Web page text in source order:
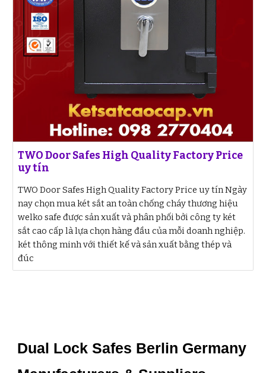
TWO Door Safes High Quality Factory Price
uy tín
TWO Door Safes High Quality Factory Price uy tín Ngày
nay chọn mua két sắt an toàn chống cháy thương hiệu
welko safe được sản xuất và phân phối bởi công ty két
sắt cao cấp là lựa chọn hàng đầu của mỗi doanh nghiệp.
két thông minh với thiết kế và sản xuất bằng thép và
đúc
Dual Lock Safes Berlin Germany